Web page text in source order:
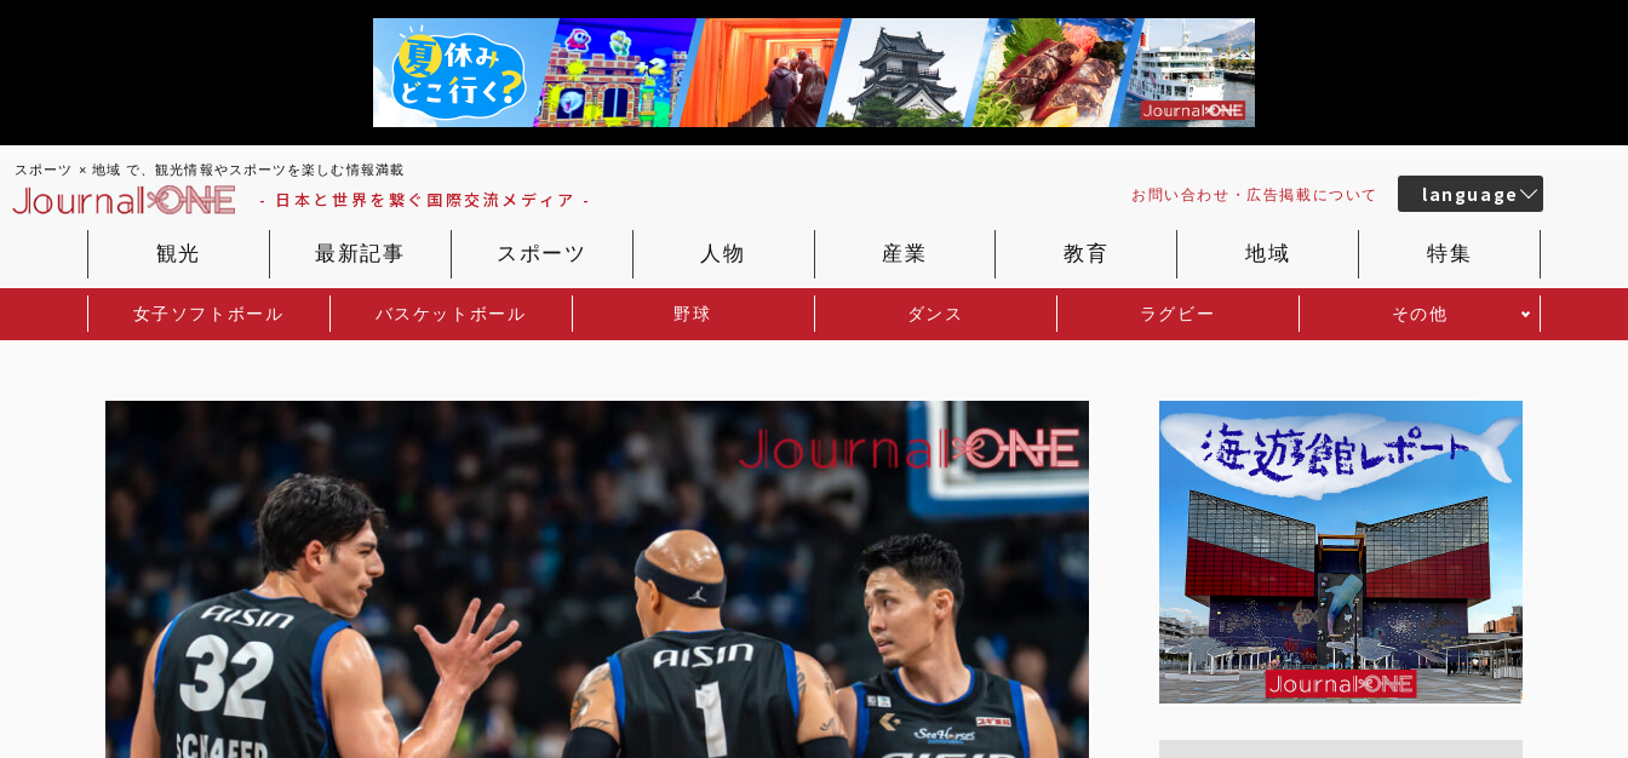
スポーツ × 地域 で、観光情報やスポーツを楽しむ情報満載
- 日本と世界を繋ぐ国際交流メディア - お問い合わせ・ 広告掲載 について language
観光 最新記事 スポーツ 人物 産業 教育 地域 特集
女子ソフトボール バスケットボール 野球 ダンス ラグビー その他